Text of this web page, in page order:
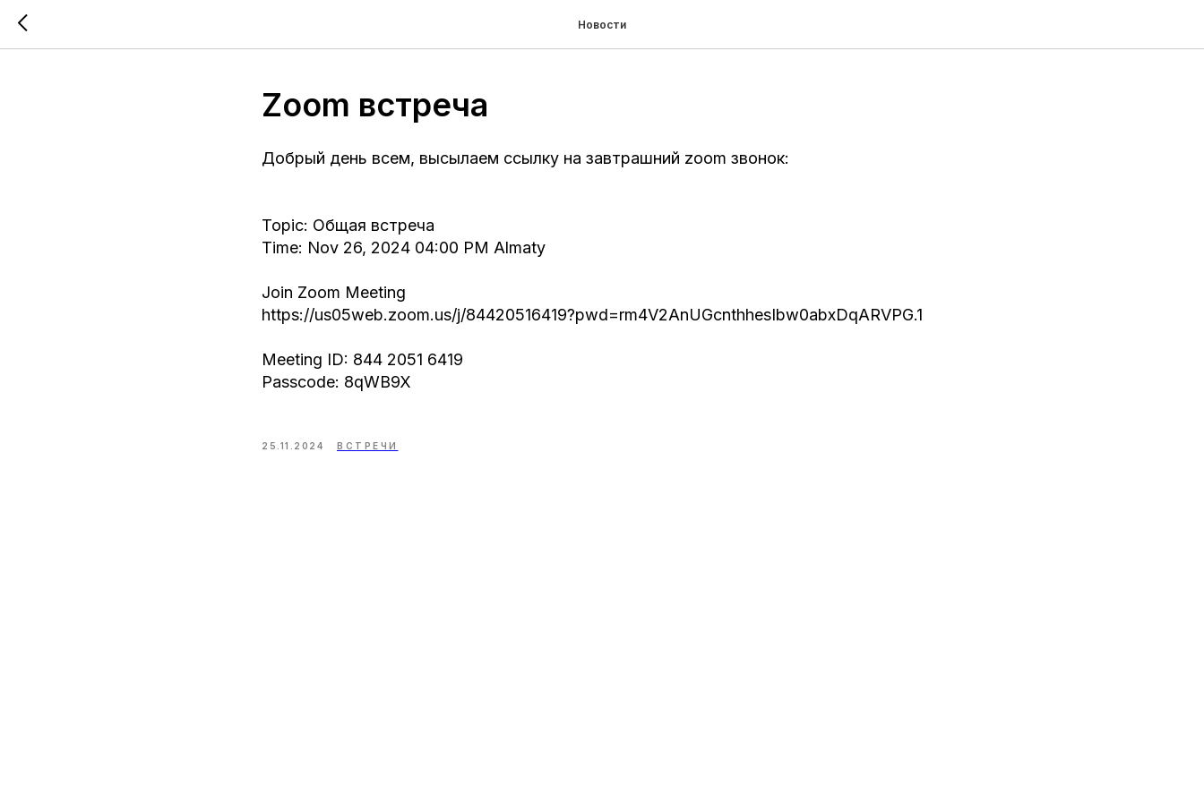
Новости
Zoom встреча
Добрый день всем, высылаем ссылку на завтрашний zoom звонок:
Topic: Общая встреча
Time: Nov 26, 2024 04:00 PM Almaty
Join Zoom Meeting
https://us05web.zoom.us/j/84420516419?pwd=rm4V2AnUGcnthhesIbw0abxDqARVPG.1
Meeting ID: 844 2051 6419
Passcode: 8qWB9X
25.11.2024 ВСТРЕЧИ